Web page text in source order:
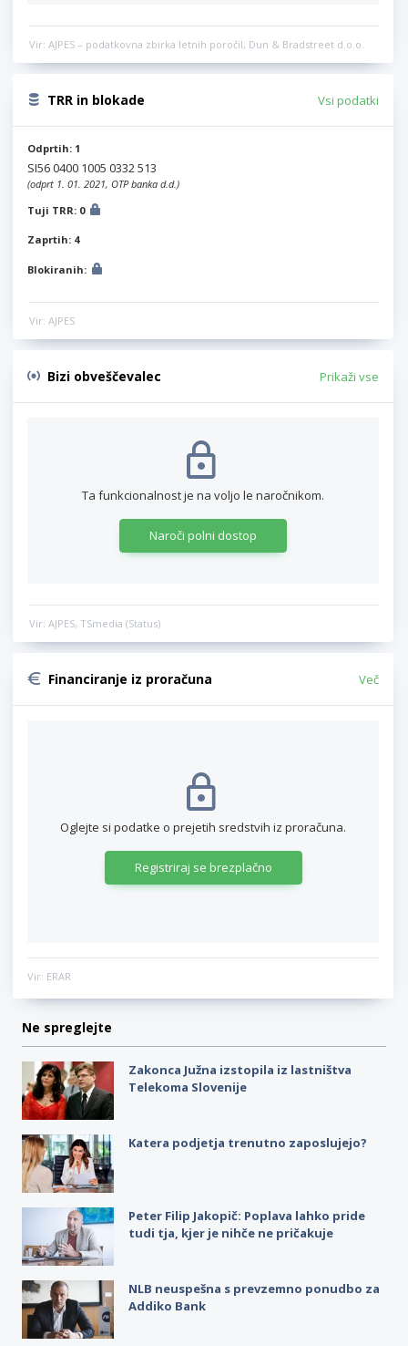
Vir: AJPES – podatkovna zbirka letnih poročil, Dun & Bradstreet d.o.o.
TRR in blokade Vsi podatki
Odprtih: 1
SI56 0400 1005 0332 513
(odprt 1. 01. 2021, OTP banka d.d.)
Tuji TRR: 0
Zaprtih: 4
Blokiranih:
Vir: AJPES
Bizi obveščevalec Prikaži vse
Ta funkcionalnost je na voljo le naročnikom.
Naroči polni dostop
Vir: AJPES, TSmedia (Status)
Financiranje iz proračuna Več
Oglejte si podatke o prejetih sredstvih iz proračuna.
Registriraj se brezplačno
Vir: ERAR
Ne spreglejte
Zakonca Južna izstopila iz lastništva
Telekoma Slovenije
Katera podjetja trenutno zaposlujejo?
Peter Filip Jakopič: Poplava lahko pride
tudi tja, kjer je nihče ne pričakuje
NLB neuspešna s prevzemno ponudbo za
Addiko Bank